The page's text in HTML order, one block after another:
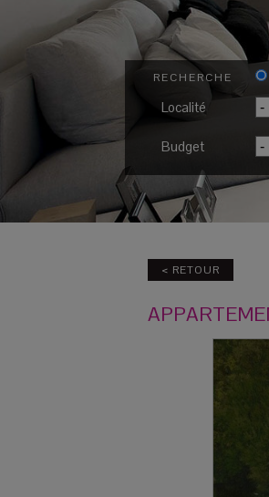
RECHERCHE
Localité
Budget
< RETOUR